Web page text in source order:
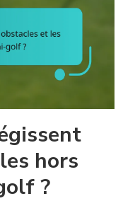
hors
?